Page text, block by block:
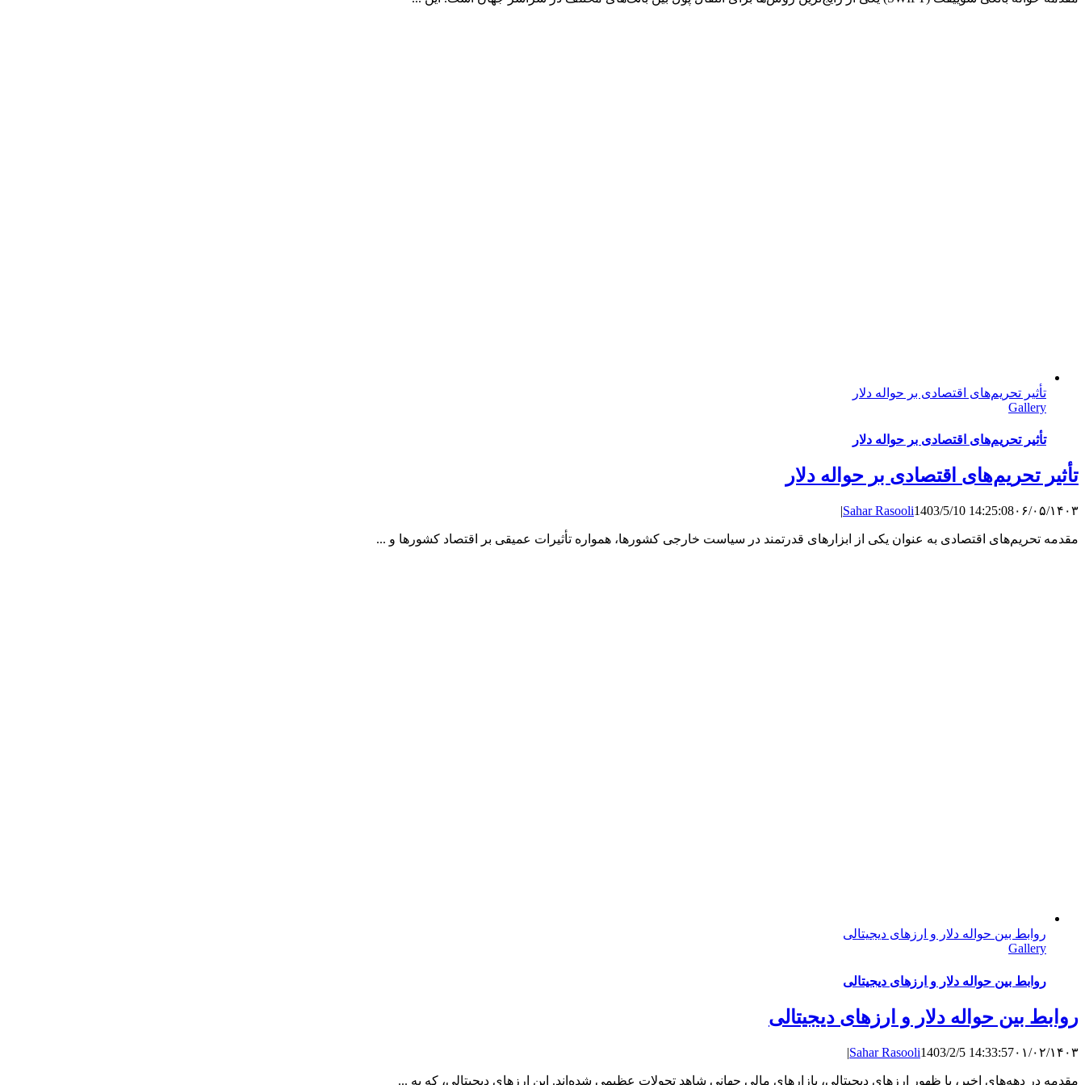
تأثیر تحریم‌های اقتصادی بر حواله دلار
Gallery
تأثیر تحریم‌های اقتصادی بر حواله دلار
تأثیر تحریم‌های اقتصادی بر حواله دلار
Sahar Rasooli1403/5/10 14:25:08۰۶/۰۵/۱۴۰۳ |
مقدمه تحریم‌های اقتصادی به عنوان یکی از ابزارهای قدرتمند در سیاست خارجی کشورها، همواره تأثیرات عمیقی بر اقتصاد کشورها و ...
روابط بین حواله دلار و ارزهای دیجیتالی
Gallery
روابط بین حواله دلار و ارزهای دیجیتالی
روابط بین حواله دلار و ارزهای دیجیتالی
Sahar Rasooli1403/2/5 14:33:57۰۱/۰۲/۱۴۰۳ |
مقدمه در دهه‌های اخیر، با ظهور ارزهای دیجیتالی، بازارهای مالی جهانی شاهد تحولات عظیمی شده‌اند. این ارزهای دیجیتالی، که به ...